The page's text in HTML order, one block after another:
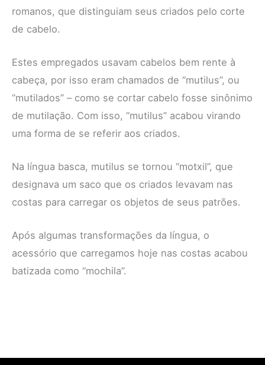
romanos, que distinguiam seus criados pelo corte
de cabelo.
Estes empregados usavam cabelos bem rente à
cabeça, por isso eram chamados de “mutilus”, ou
“mutilados” – como se cortar cabelo fosse sinônimo
de mutilação. Com isso, “mutilus” acabou virando
uma forma de se referir aos criados.
Na língua basca, mutilus se tornou “motxil”, que
designava um saco que os criados levavam nas
costas para carregar os objetos de seus patrões.
Após algumas transformações da língua, o
acessório que carregamos hoje nas costas acabou
batizada como “mochila”.